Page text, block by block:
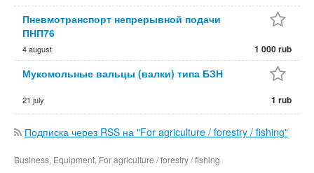
Пневмотранспорт непрерывной подачи
ПНП76
4 august 1 000 rub
Мукомольные вальцы (валки) типа БЗН
21 july 1 rub
Подписка через RSS на "For agriculture / forestry / fishing"
Business, Equipment, For agriculture / forestry / fishing